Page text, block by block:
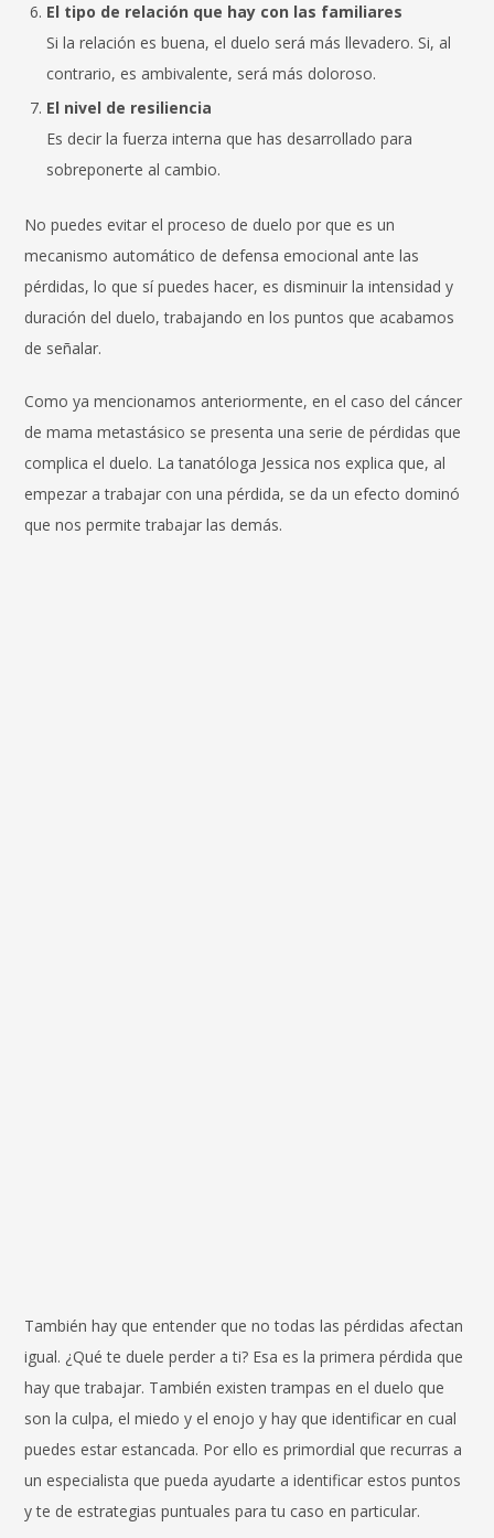
El tipo de relación que hay con las familiares
Si la relación es buena, el duelo será más llevadero. Si, al
contrario, es ambivalente, será más doloroso.
El nivel de resiliencia
Es decir la fuerza interna que has desarrollado para
sobreponerte al cambio.
No puedes evitar el proceso de duelo por que es un
mecanismo automático de defensa emocional ante las
pérdidas, lo que sí puedes hacer, es disminuir la intensidad y
duración del duelo, trabajando en los puntos que acabamos
de señalar.
Como ya mencionamos anteriormente, en el caso del cáncer
de mama metastásico se presenta una serie de pérdidas que
complica el duelo. La tanatóloga Jessica nos explica que, al
empezar a trabajar con una pérdida, se da un efecto dominó
que nos permite trabajar las demás.
También hay que entender que no todas las pérdidas afectan
igual. ¿Qué te duele perder a ti? Esa es la primera pérdida que
hay que trabajar. También existen trampas en el duelo que
son la culpa, el miedo y el enojo y hay que identificar en cual
puedes estar estancada. Por ello es primordial que recurras a
un especialista que pueda ayudarte a identificar estos puntos
y te de estrategias puntuales para tu caso en particular.